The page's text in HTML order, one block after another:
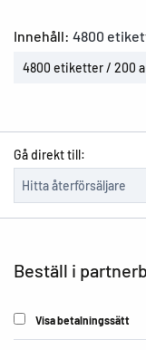
Innehåll: 4800
4800 etiketter / 200
Gå direkt till:
Beställ i
Visa betalningssätt